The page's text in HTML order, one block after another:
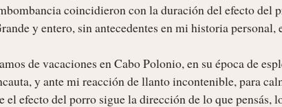
coincidieron con la duración del efecto del
y entero, sin antecedentes en mi historia personal,
de vacaciones en Cabo Polonio, en su época de
y ante mi reacción de llanto incontenible, para
el efecto del porro sigue la dirección de lo que pensás,